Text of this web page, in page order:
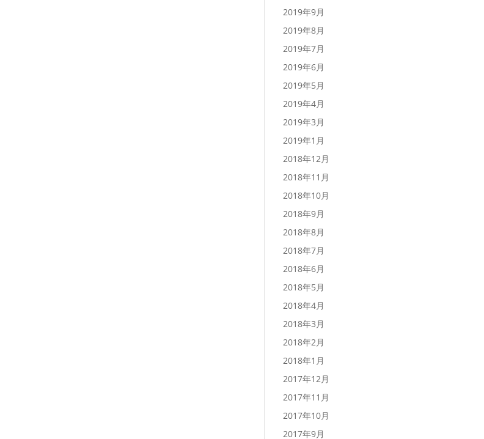
2019年9月
2019年8月
2019年7月
2019年6月
2019年5月
2019年4月
2019年3月
2019年1月
2018年12月
2018年11月
2018年10月
2018年9月
2018年8月
2018年7月
2018年6月
2018年5月
2018年4月
2018年3月
2018年2月
2018年1月
2017年12月
2017年11月
2017年10月
2017年9月